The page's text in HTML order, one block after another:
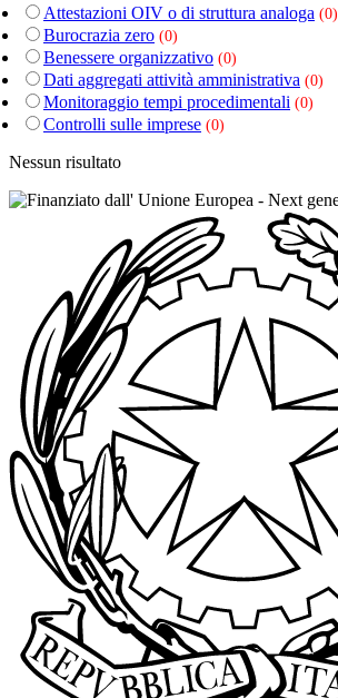
Attestazioni OIV o di struttura analoga (0)
Burocrazia zero (0)
Benessere organizzativo (0)
Dati aggregati attività amministrativa (0)
Monitoraggio tempi procedimentali (0)
Controlli sulle imprese (0)
Nessun risultato